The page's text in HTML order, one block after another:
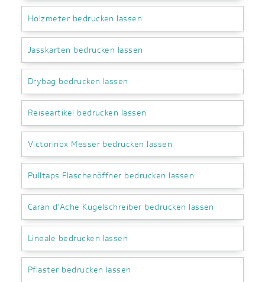
Holzmeter bedrucken lassen
Jasskarten bedrucken lassen
Drybag bedrucken lassen
Reiseartikel bedrucken lassen
Victorinox Messer bedrucken lassen
Pulltaps Flaschenöffner bedrucken lassen
Caran d’Ache Kugelschreiber bedrucken lassen
Lineale bedrucken lassen
Pflaster bedrucken lassen